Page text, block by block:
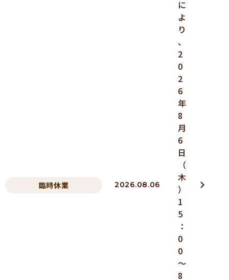
臨時休業 2026.08.06
に
よ
り
、
2
0
2
6
年
8
月
6
日
（
木
）
1
5
：
0
0
～
8